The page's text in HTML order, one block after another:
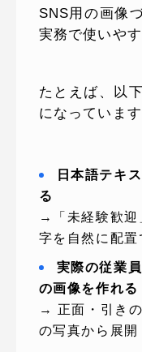
SNS用の画像
実務で使いや
たとえば、以
になっています
日本語テキ
る
→「未経験歓迎
字を自然に配置
実際の従業
の画像を作れる
→ 正面・引き
の写真から展開